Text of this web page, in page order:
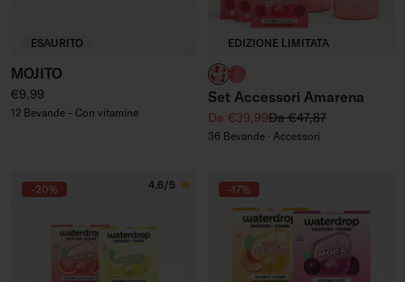
ESAURITO
MOJITO
Prezzo regolare
€9,99
12 Bevande - Con vitamine
EDIZIONE LIMITATA
Bottiglia in Vetro
Bicchieri con Scanalatura
Set Accessori Amarena
Prezzo di vendita
Da €39,99Prezzo regolare
Da €47,87
36 Bevande · Accessori
-20% 4.6/5 -17%